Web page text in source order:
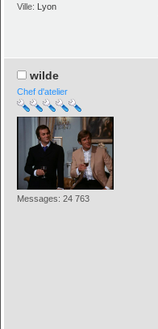
Ville: Lyon
wilde
Chef d'atelier
Messages: 24 763